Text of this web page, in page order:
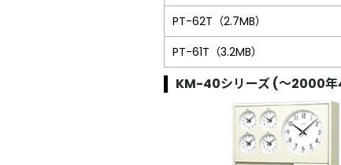
PT-62T（2.7MB）
PT-61T（3.2MB）
KM-40シリーズ (～2000